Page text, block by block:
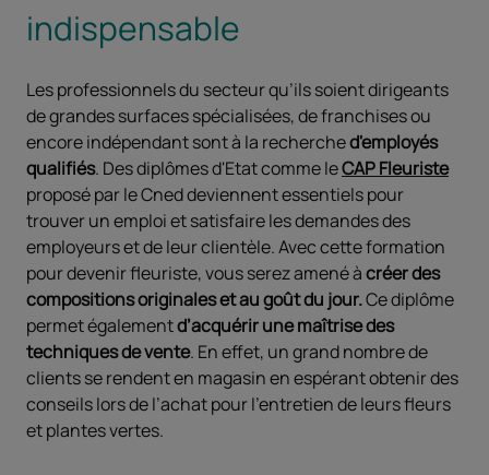
indispensable
Les professionnels du secteur qu’ils soient dirigeants
de grandes surfaces spécialisées, de franchises ou
encore indépendant sont à la recherched'employés
qualifiés. Des diplômes d'Etat comme leCAP Fleuriste
proposé par le Cned deviennent essentiels pour
trouver un emploi et satisfaire les demandes des
employeurs et de leur clientèle. Avec cette formation
pour devenir fleuriste, vous serez amené àcréer des
compositions originales et au goût du jour.Ce diplôme
permet égalementd’acquérir une maîtrise des
techniques de vente. En effet, un grand nombre de
clients se rendent en magasin en espérant obtenir des
conseils lors de l’achat pour l’entretien de leurs fleurs
et plantes vertes.